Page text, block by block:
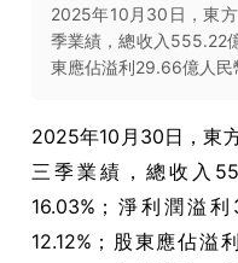
2025年10月30日，東
季業績，總收入555.22
東應佔溢利29.66億人民
2025年10月30日，東
三季業績，總收入
16.03%；淨利潤溢
12.12%；股東應佔溢